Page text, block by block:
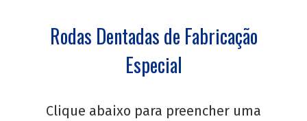
Rodas Dentadas de Fabricação
Especial
Clique abaixo para preencher uma